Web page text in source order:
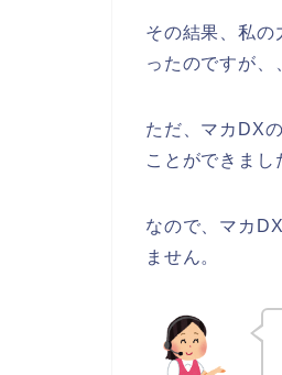
その結果、私の
ったのですが、
ただ、マカDX
ことができまし
なので、マカ
ません。